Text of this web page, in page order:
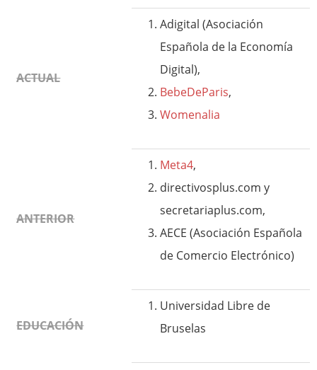
ACTUAL
Adigital (Asociación
Española de la Economía
Digital),
BebeDeParis,
Womenalia
ANTERIOR
Meta4,
directivosplus.com y
secretariaplus.com,
AECE (Asociación Española
de Comercio Electrónico)
EDUCACIÓN
Universidad Libre de
Bruselas